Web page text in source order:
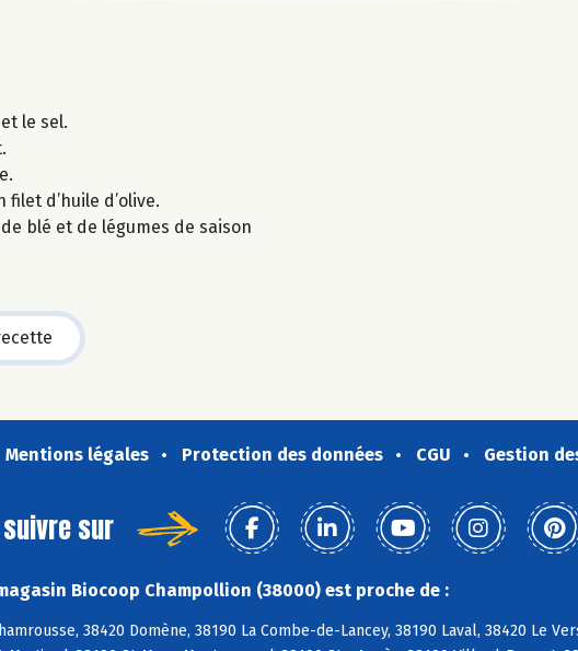
le sel.
d’huile d’olive.
blé et de légumes de saison
Mentions légales Protection des données CGU Gestion
suivre sur
Biocoop Champollion (38000) est proche de :
38420 Domène, 38190 La Combe-de-Lancey, 38190 Laval, 38420 Le